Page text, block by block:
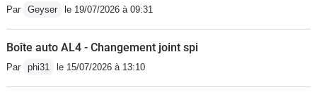
Par Geyser le 19/07/2026 à 09:31
Boîte auto AL4 - Changement joint spi
Par phi31 le 15/07/2026 à 13:10